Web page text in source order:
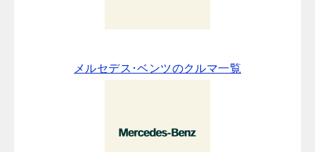
メルセデス･ベンツのクルマ一覧